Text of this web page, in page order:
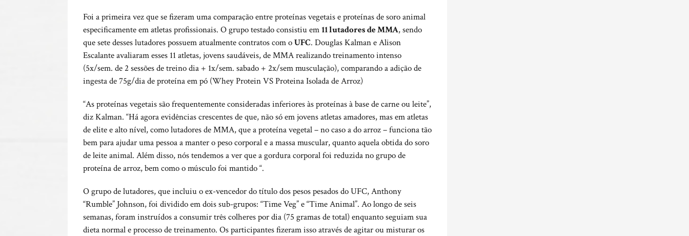
Foi a primeira vez que se fizeram uma comparação entre proteínas vegetais e proteínas de soro animal
especificamente em atletas profissionais. O grupo testado consistiu em11 lutadores de MMA, sendo
que sete desses lutadores possuem atualmente contratos com oUFC. Douglas Kalman e Alison
Escalante avaliaram esses 11 atletas, jovens saudáveis, de MMA realizando treinamento intenso
(5x/sem. de 2 sessões de treino dia + 1x/sem. sabado + 2x/sem musculação), comparando a adição de
ingesta de 75g/dia de proteína em pó (Whey Protein VS Proteina Isolada de Arroz)
“As proteínas vegetais são frequentemente consideradas inferiores às proteínas à base de carne ou leite”,
diz Kalman. “Há agora evidências crescentes de que, não só em jovens atletas amadores, mas em atletas
de elite e alto nível, como lutadores de MMA, que a proteína vegetal – no caso a do arroz – funciona tão
bem para ajudar uma pessoa a manter o peso corporal e a massa muscular, quanto aquela obtida do soro
de leite animal. Além disso, nós tendemos a ver que a gordura corporal foi reduzida no grupo de
proteína de arroz, bem como o músculo foi mantido “.
O grupo de lutadores, que incluiu o ex-vencedor do título dos pesos pesados ​​do UFC, Anthony
“Rumble” Johnson, foi dividido em dois sub-grupos: “Time Veg” e “Time Animal”. Ao longo de seis
semanas, foram instruídos a consumir três colheres por dia (75 gramas de total) enquanto seguiam sua
dieta normal e processo de treinamento. Os participantes fizeram isso através de agitar ou misturar os